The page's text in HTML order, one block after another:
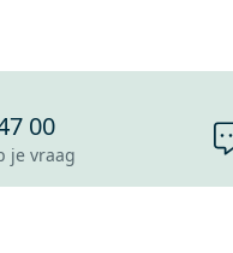
00
je vraag